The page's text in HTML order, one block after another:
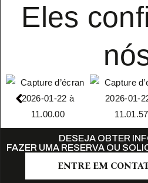
Eles
DESEJA OBTER
FAZER UMA RESERVA OU
ENTRE EM